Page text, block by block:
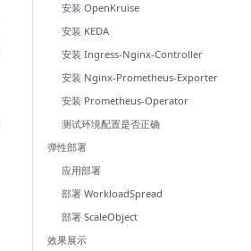
安装 OpenKruise
安装 KEDA
安装 Ingress-Nginx-Controller
安装 Nginx-Prometheus-Exporter
安装 Prometheus-Operator
测试环境配置是否正确
弹性部署
应用部署
部署 WorkloadSpread
部署 ScaleObject
效果展示